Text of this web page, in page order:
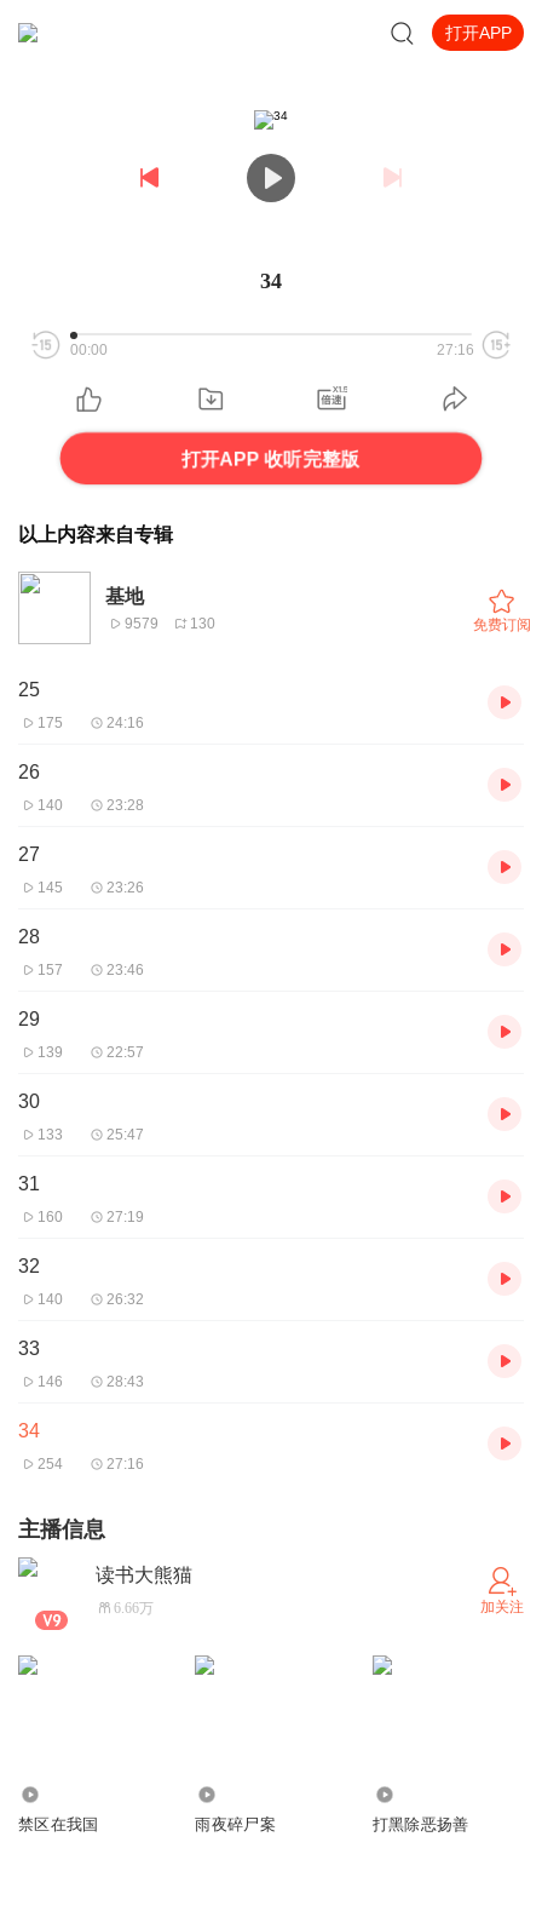
打开APP
34
00:00 27:16
打开APP 收听完整版
以上内容来自专辑
基地
9579 130 免费订阅
25
175 24:16
26
140 23:28
27
145 23:26
28
157 23:46
29
139 22:57
30
133 25:47
31
160 27:19
32
140 26:32
33
146 28:43
34
254 27:16
主播信息
读书大熊猫
6.66万 加关注
禁区在我国 雨夜碎尸案 打黑除恶扬善